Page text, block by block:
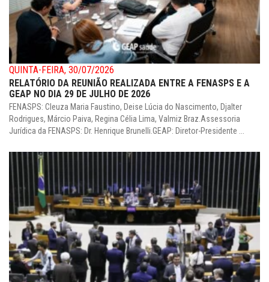
QUINTA-FEIRA, 30/07/2026
RELATÓRIO DA REUNIÃO REALIZADA ENTRE A FENASPS E A
GEAP NO DIA 29 DE JULHO DE 2026
FENASPS: Cleuza Maria Faustino, Deise Lúcia do Nascimento, Djalter
Rodrigues, Márcio Paiva, Regina Célia Lima, Valmiz Braz.Assessoria
Jurídica da FENASPS: Dr. Henrique Brunelli.GEAP: Diretor-Presidente ...